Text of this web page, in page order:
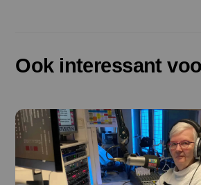
Ook interessant